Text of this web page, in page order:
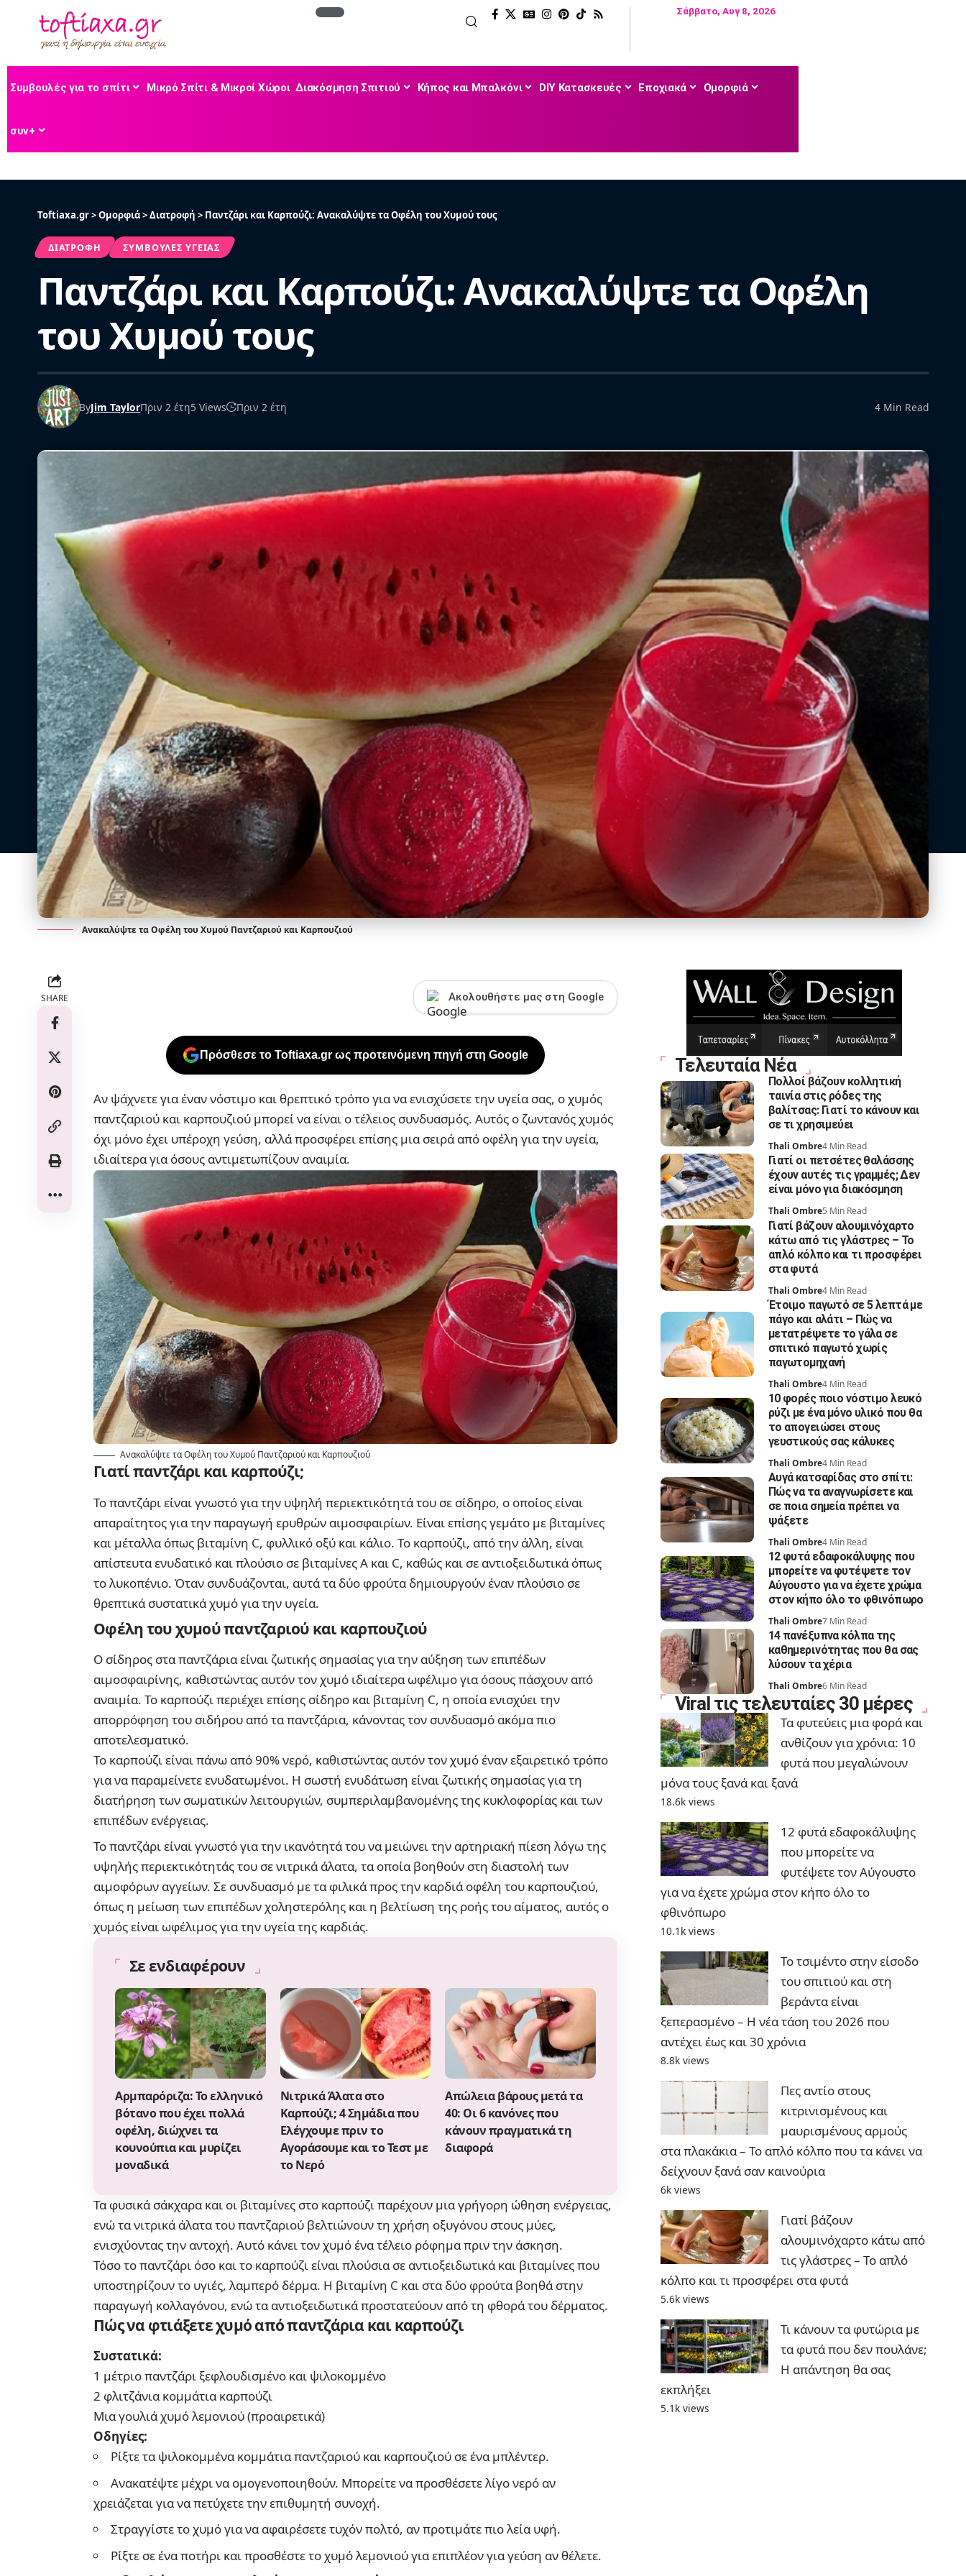
Σάββατο, Αυγ 8, 2026
Συμβουλές για το σπίτι Μικρό Σπίτι & Μικροί Χώροι Διακόσμηση Σπιτιού Κήπος και Μπαλκόνι DIY Κατασκευές Εποχιακά Ομορφιά
συν+
Toftiaxa.gr>Ομορφιά>Διατροφή > Παντζάρι και Καρπούζι: Ανακαλύψτε τα Οφέλη του Χυμού τους
ΔΙΑΤΡΟΦΉ ΣΥΜΒΟΥΛΈΣ ΥΓΕΊΑΣ
Παντζάρι και Καρπούζι: Ανακαλύψτε τα Οφέλη
του Χυμού τους
ByJim TaylorΠριν 2 έτη5 Views Πριν 2 έτη 4 Min Read
Ανακαλύψτε τα Οφέλη του Χυμού Παντζαριού και Καρπουζιού
SHARE Ακολουθήστε μας στη Google
Πρόσθεσε το Toftiaxa.gr ως προτεινόμενη πηγή στη Google
Αν ψάχνετε για έναν νόστιμο και θρεπτικό τρόπο για να ενισχύσετε την υγεία σας, ο χυμός
παντζαριού και καρπουζιού μπορεί να είναι ο τέλειος συνδυασμός. Αυτός ο ζωντανός χυμός
όχι μόνο έχει υπέροχη γεύση, αλλά προσφέρει επίσης μια σειρά από οφέλη για την υγεία,
ιδιαίτερα για όσους αντιμετωπίζουν αναιμία.
Ανακαλύψτε τα Οφέλη του Χυμού Παντζαριού και Καρπουζιού
Γιατί παντζάρι και καρπούζι;
Το παντζάρι είναι γνωστό για την υψηλή περιεκτικότητά του σε σίδηρο, ο οποίος είναι
απαραίτητος για την παραγωγή ερυθρών αιμοσφαιρίων. Είναι επίσης γεμάτο με βιταμίνες
και μέταλλα όπως βιταμίνη C, φυλλικό οξύ και κάλιο. Το καρπούζι, από την άλλη, είναι
απίστευτα ενυδατικό και πλούσιο σε βιταμίνες Α και C, καθώς και σε αντιοξειδωτικά όπως
το λυκοπένιο. Όταν συνδυάζονται, αυτά τα δύο φρούτα δημιουργούν έναν πλούσιο σε
θρεπτικά συστατικά χυμό για την υγεία.
Οφέλη του χυμού παντζαριού και καρπουζιού
Ο σίδηρος στα παντζάρια είναι ζωτικής σημασίας για την αύξηση των επιπέδων
αιμοσφαιρίνης, καθιστώντας αυτόν τον χυμό ιδιαίτερα ωφέλιμο για όσους πάσχουν από
αναιμία. Το καρπούζι περιέχει επίσης σίδηρο και βιταμίνη C, η οποία ενισχύει την
απορρόφηση του σιδήρου από τα παντζάρια, κάνοντας τον συνδυασμό ακόμα πιο
αποτελεσματικό.
Το καρπούζι είναι πάνω από 90% νερό, καθιστώντας αυτόν τον χυμό έναν εξαιρετικό τρόπο
για να παραμείνετε ενυδατωμένοι. Η σωστή ενυδάτωση είναι ζωτικής σημασίας για τη
διατήρηση των σωματικών λειτουργιών, συμπεριλαμβανομένης της κυκλοφορίας και των
επιπέδων ενέργειας.
Το παντζάρι είναι γνωστό για την ικανότητά του να μειώνει την αρτηριακή πίεση λόγω της
υψηλής περιεκτικότητάς του σε νιτρικά άλατα, τα οποία βοηθούν στη διαστολή των
αιμοφόρων αγγείων. Σε συνδυασμό με τα φιλικά προς την καρδιά οφέλη του καρπουζιού,
όπως η μείωση των επιπέδων χοληστερόλης και η βελτίωση της ροής του αίματος, αυτός ο
χυμός είναι ωφέλιμος για την υγεία της καρδιάς.
Σε ενδιαφέρουν
Αρμπαρόριζα: Το ελληνικό
βότανο που έχει πολλά
οφέλη, διώχνει τα
κουνούπια και μυρίζει
μοναδικά
Νιτρικά Άλατα στο
Καρπούζι; 4 Σημάδια που
Ελέγχουμε πριν το
Αγοράσουμε και το Τεστ με
το Νερό
Απώλεια βάρους μετά τα
40: Οι 6 κανόνες που
κάνουν πραγματικά τη
διαφορά
Τα φυσικά σάκχαρα και οι βιταμίνες στο καρπούζι παρέχουν μια γρήγορη ώθηση ενέργειας,
ενώ τα νιτρικά άλατα του παντζαριού βελτιώνουν τη χρήση οξυγόνου στους μύες,
ενισχύοντας την αντοχή. Αυτό κάνει τον χυμό ένα τέλειο ρόφημα πριν την άσκηση.
Τόσο το παντζάρι όσο και το καρπούζι είναι πλούσια σε αντιοξειδωτικά και βιταμίνες που
υποστηρίζουν το υγιές, λαμπερό δέρμα. Η βιταμίνη C και στα δύο φρούτα βοηθά στην
παραγωγή κολλαγόνου, ενώ τα αντιοξειδωτικά προστατεύουν από τη φθορά του δέρματος.
Πώς να φτιάξετε χυμό από παντζάρια και καρπούζι
Συστατικά:
1 μέτριο παντζάρι ξεφλουδισμένο και ψιλοκομμένο
2 φλιτζάνια κομμάτια καρπούζι
Μια γουλιά χυμό λεμονιού (προαιρετικά)
Οδηγίες:
Ρίξτε τα ψιλοκομμένα κομμάτια παντζαριού και καρπουζιού σε ένα μπλέντερ.
Ανακατέψτε μέχρι να ομογενοποιηθούν. Μπορείτε να προσθέσετε λίγο νερό αν
χρειάζεται για να πετύχετε την επιθυμητή συνοχή.
Στραγγίστε το χυμό για να αφαιρέσετε τυχόν πολτό, αν προτιμάτε πιο λεία υφή.
Ρίξτε σε ένα ποτήρι και προσθέστε το χυμό λεμονιού για επιπλέον για γεύση αν θέλετε.
Τελευταία Νέα
Πολλοί βάζουν κολλητική
ταινία στις ρόδες της
βαλίτσας: Γιατί το κάνουν και
σε τι χρησιμεύει
Thali Ombre4 Min Read
Γιατί οι πετσέτες θαλάσσης
έχουν αυτές τις γραμμές; Δεν
είναι μόνο για διακόσμηση
Thali Ombre5 Min Read
Γιατί βάζουν αλουμινόχαρτο
κάτω από τις γλάστρες – Το
απλό κόλπο και τι προσφέρει
στα φυτά
Thali Ombre4 Min Read
Έτοιμο παγωτό σε 5 λεπτά με
πάγο και αλάτι – Πώς να
μετατρέψετε το γάλα σε
σπιτικό παγωτό χωρίς
παγωτομηχανή
Thali Ombre4 Min Read
10 φορές ποιο νόστιμο λευκό
ρύζι με ένα μόνο υλικό που θα
το απογειώσει στους
γευστικούς σας κάλυκες
Thali Ombre4 Min Read
Αυγά κατσαρίδας στο σπίτι:
Πώς να τα αναγνωρίσετε και
σε ποια σημεία πρέπει να
ψάξετε
Thali Ombre4 Min Read
12 φυτά εδαφοκάλυψης που
μπορείτε να φυτέψετε τον
Αύγουστο για να έχετε χρώμα
στον κήπο όλο το φθινόπωρο
Thali Ombre7 Min Read
14 πανέξυπνα κόλπα της
καθημερινότητας που θα σας
λύσουν τα χέρια
Thali Ombre6 Min Read
Viral τις τελευταίες 30 μέρες
Τα φυτεύεις μια φορά και
ανθίζουν για χρόνια: 10
φυτά που μεγαλώνουν
μόνα τους ξανά και ξανά
18.6k views
12 φυτά εδαφοκάλυψης
που μπορείτε να
φυτέψετε τον Αύγουστο
για να έχετε χρώμα στον κήπο όλο το
φθινόπωρο
10.1k views
Το τσιμέντο στην είσοδο
του σπιτιού και στη
βεράντα είναι
ξεπερασμένο – Η νέα τάση του 2026 που
αντέχει έως και 30 χρόνια
8.8k views
Πες αντίο στους
κιτρινισμένους και
μαυρισμένους αρμούς
στα πλακάκια – Το απλό κόλπο που τα κάνει να
δείχνουν ξανά σαν καινούρια
6k views
Γιατί βάζουν
αλουμινόχαρτο κάτω από
τις γλάστρες – Το απλό
κόλπο και τι προσφέρει στα φυτά
5.6k views
Τι κάνουν τα φυτώρια με
τα φυτά που δεν πουλάνε;
Η απάντηση θα σας
εκπλήξει
5.1k views